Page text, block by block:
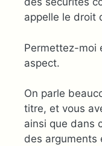
appelle le droit
Permettez-moi
aspect.
On parle
titre, et vous
ainsi que dans
des arguments